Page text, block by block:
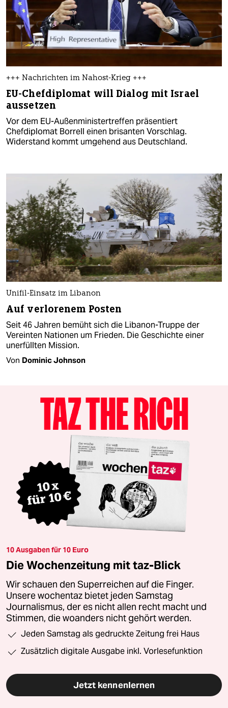
+++ Nachrichten im Nahost-Krieg +++
EU-Chefdiplomat will Dialog mit Israel
aussetzen
Vor dem EU-Außenministertreffen präsentiert
Chefdiplomat Borrell einen brisanten Vorschlag.
Widerstand kommt umgehend aus Deutschland.
Unifil-Einsatz im Libanon
Auf verlorenem Posten
Seit 46 Jahren bemüht sich die Libanon-Truppe der
Vereinten Nationen um Frieden. Die Geschichte einer
unerfüllten Mission.
Von Dominic Johnson
10 Ausgaben für 10 Euro
Die Wochenzeitung mit taz-Blick
Wir schauen den Superreichen auf die Finger.
Unsere wochentaz bietet jeden Samstag
Journalismus, der es nicht allen recht macht und
Stimmen, die woanders nicht gehört werden.
Jeden Samstag als gedruckte Zeitung frei Haus
Zusätzlich digitale Ausgabe inkl. Vorlesefunktion
Jetzt kennenlernen